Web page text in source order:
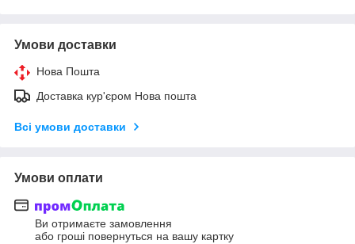
Умови доставки
Нова Пошта
Доставка кур'єром Нова пошта
Всі умови доставки
Умови оплати
Ви отримаєте замовлення
або гроші повернуться на вашу картку